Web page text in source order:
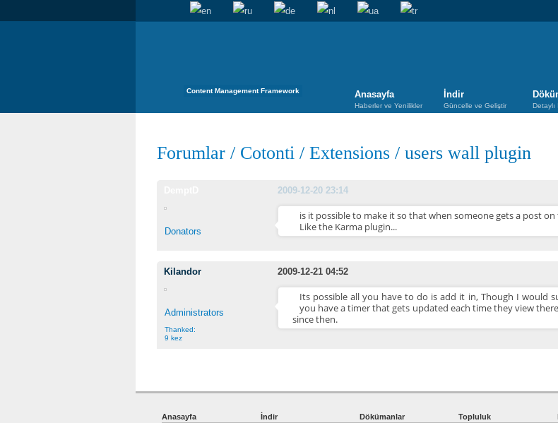
Content Management Framework Anasayfa
Haberler ve Yenilikler
İndir
Güncelle ve Geliştir Detaylı
Forumlar / Cotonti / Extensions / users wall plugin
2009-12-20 23:14
Donators
is it possible to make it so that when someone gets a post
Like the Karma plugin...
Kilandor 2009-12-21 04:52
Administrators
Thanked:
9 kez
Its possible all you have to do is add it in, Though I would
you have a timer that gets updated each time they view
since then.
Anasayfa
İndir
Dökümanlar
Topluluk